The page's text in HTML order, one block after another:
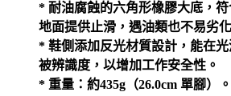
* 耐油腐蝕的六角形橡膠大底，
地面提供止滑，遇油類也不易劣
* 鞋側添加反光材質設計，能在
被辨識度，以增加工作安全性。
* 重量：約435g（26.0cm 單腳）。